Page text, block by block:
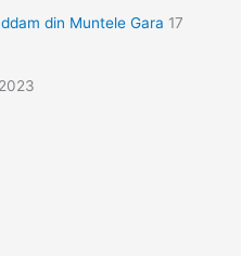
din Muntele Gara 17